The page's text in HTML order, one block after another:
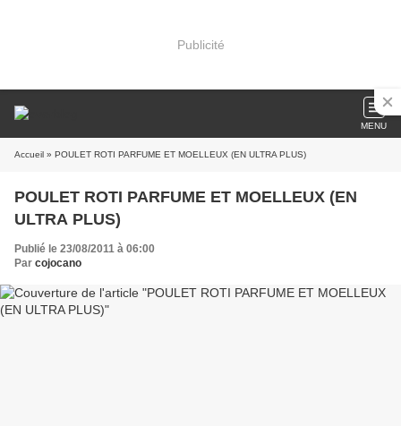
Publicité
MENU
Accueil » POULET ROTI PARFUME ET MOELLEUX (EN ULTRA PLUS)
POULET ROTI PARFUME ET MOELLEUX (EN
ULTRA PLUS)
Publié le 23/08/2011 à 06:00
Par cojocano